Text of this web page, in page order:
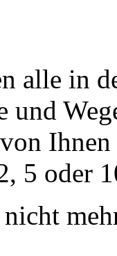
alle in
und
5 oder